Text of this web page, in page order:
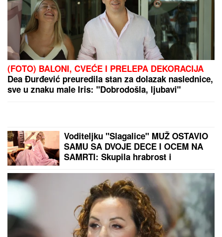
(FOTO) BALONI, CVEĆE I PRELEPA DEKORACIJA
Dea Đurđević preuredila stan za dolazak naslednice,
sve u znaku male Iris: "Dobrodošla, ljubavi"
Voditeljku "Slagalice" MUŽ OSTAVIO
SAMU SA DVOJE DECE I OCEM NA
SAMRTI: Skupila hrabrost i